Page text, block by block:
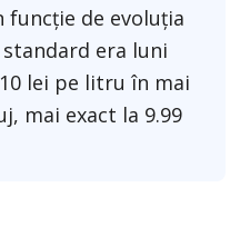
funcție de evoluția
era luni
lei pe litru în mai
mai exact la 9.99